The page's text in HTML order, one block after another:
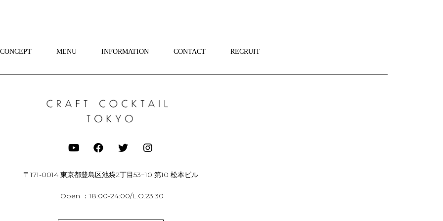
CONCEPT MENU INFORMATION CONTACT RECRUIT
〒171-0014 東京都豊島区池袋2丁目53−10 第10 松本ビル
Open ：18:00-24:00/L.O.23:30